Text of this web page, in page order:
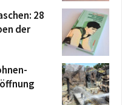
28
der